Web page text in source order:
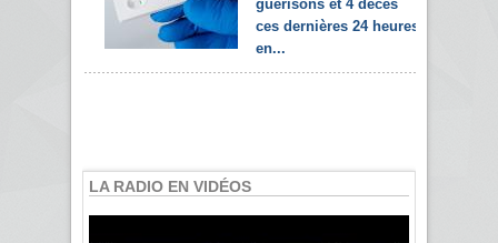
guérisons et 4 décès
ces dernières 24 heures
en...
LA RADIO EN VIDÉOS